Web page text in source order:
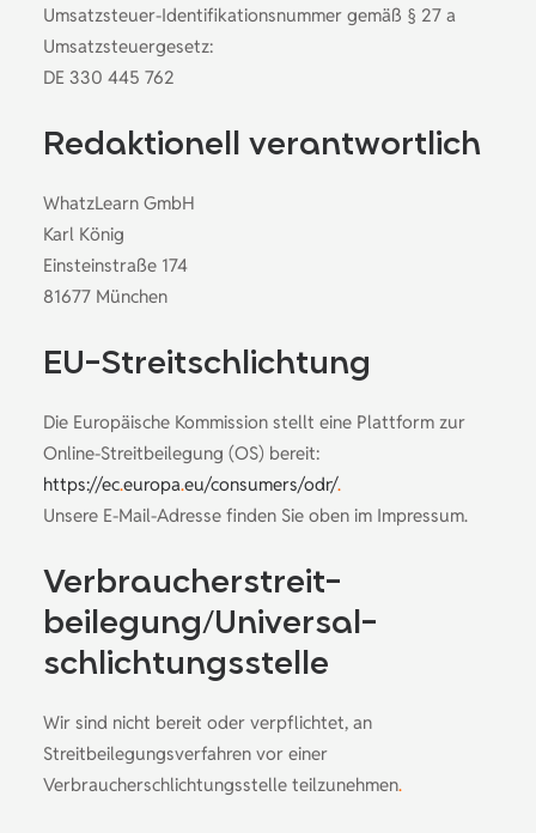
Umsatzsteuer-Identifikationsnummer gemäß § 27 a
Umsatzsteuergesetz:
DE 330 445 762
Redaktionell verantwortlich
WhatzLearn GmbH
Karl König
Einsteinstraße 174
81677 München
EU-Streitschlichtung
Die Europäische Kommission stellt eine Plattform zur
Online-Streitbeilegung (OS) bereit:
https://ec.europa.eu/consumers/odr/.
Unsere E-Mail-Adresse finden Sie oben im Impressum.
Verbraucher­streit­
beilegung/Universal­
schlichtungs­stelle
Wir sind nicht bereit oder verpflichtet, an
Streitbeilegungsverfahren vor einer
Verbraucherschlichtungsstelle teilzunehmen.